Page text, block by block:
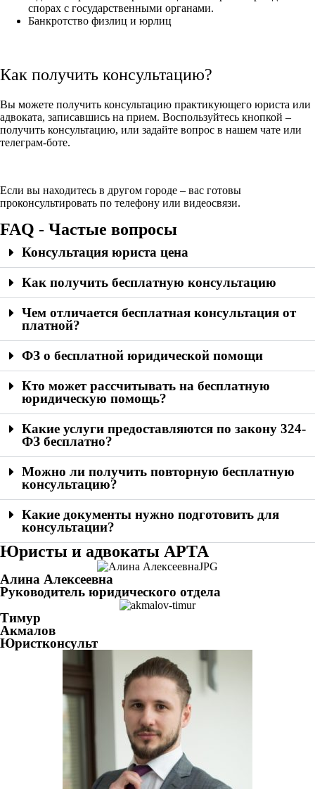
спорах с государственными органами.
Банкротство физлиц и юрлиц
Как получить консультацию?
Вы можете получить консультацию практикующего юриста или
адвоката, записавшись на прием. Воспользуйтесь кнопкой –
получить консультацию, или задайте вопрос в нашем чате или
телеграм-боте.
Если вы находитесь в другом городе – вас готовы
проконсультировать по телефону или видеосвязи.
FAQ - Частые вопросы
Консультация юриста цена
Как получить бесплатную консультацию
Чем отличается бесплатная консультация от
платной?
ФЗ о бесплатной юридической помощи
Кто может рассчитывать на бесплатную
юридическую помощь?
Какие услуги предоставляются по закону 324-
ФЗ бесплатно?
Можно ли получить повторную бесплатную
консультацию?
Какие документы нужно подготовить для
консультации?
Юристы и адвокаты АРТА
Алина Алексеевна
Руководитель юридического отдела
Тимур
Акмалов
Юристконсульт